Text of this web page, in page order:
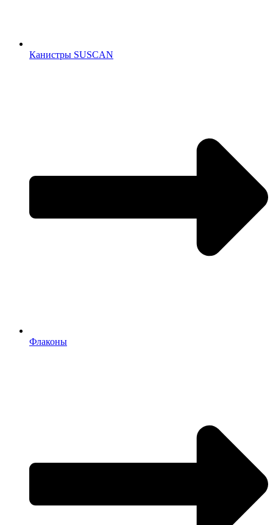
Канистры SUSCAN
Флаконы